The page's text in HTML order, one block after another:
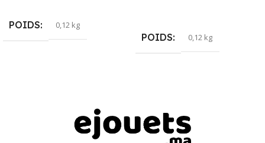
POIDS 0,12 kg
POIDS 0,12 kg